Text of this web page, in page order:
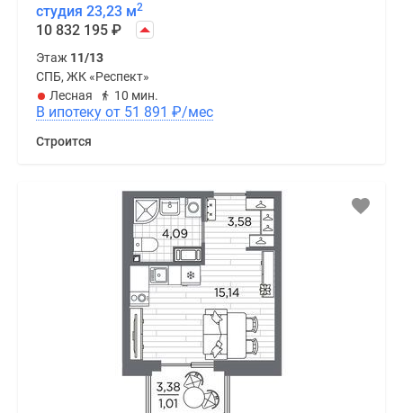
студия 23,23 м2
10 832 195 ₽
Этаж 11/13
СПБ, ЖК «Респект»
Лесная
10 мин.
В ипотеку от 51 891 ₽/мес
Строится